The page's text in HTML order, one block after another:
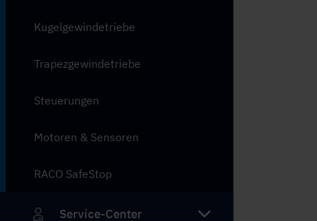
Kugelgewindetriebe
Trapezgewindetriebe
Steuerungen
Motoren & Sensoren
RACO SafeStop
Service-Center